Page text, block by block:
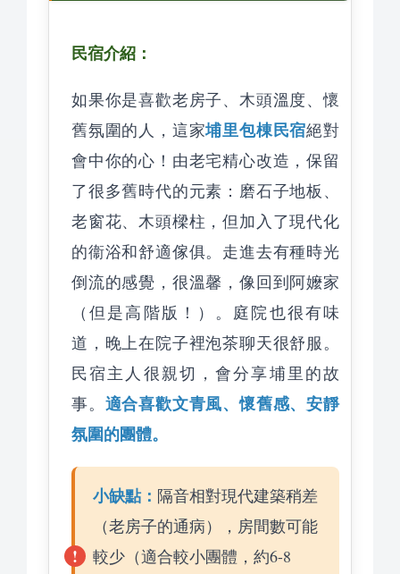
民宿介紹：
如果你是喜歡老房子、木頭溫度、懷
舊氛圍的人，這家埔里包棟民宿絕對
會中你的心！由老宅精心改造，保留
了很多舊時代的元素：磨石子地板、
老窗花、木頭樑柱，但加入了現代化
的衞浴和舒適傢俱。走進去有種時光
倒流的感覺，很溫馨，像回到阿嬤家
（但是高階版！）。庭院也很有味
道，晚上在院子裡泡茶聊天很舒服。
民宿主人很親切，會分享埔里的故
事。 適合喜歡文青風、懷舊感、安靜
氛圍的團體。
小缺點： 隔音相對現代建築稍差
（老房子的通病），房間數可能
較少（適合較小團體，約6-8